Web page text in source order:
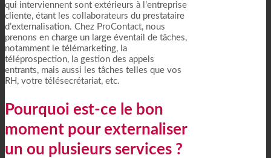
qui interviennent sont extérieurs à l’entreprise
cliente, étant les collaborateurs du prestataire
d’externalisation. Chez ProContact, nous
prenons en charge un large éventail de tâches,
notamment le télémarketing, la
téléprospection, la gestion des appels
entrants, mais aussi les tâches telles que vos
RH, votre télésecrétariat, etc.
Pourquoi est-ce le bon
moment pour externaliser
un ou plusieurs services ?